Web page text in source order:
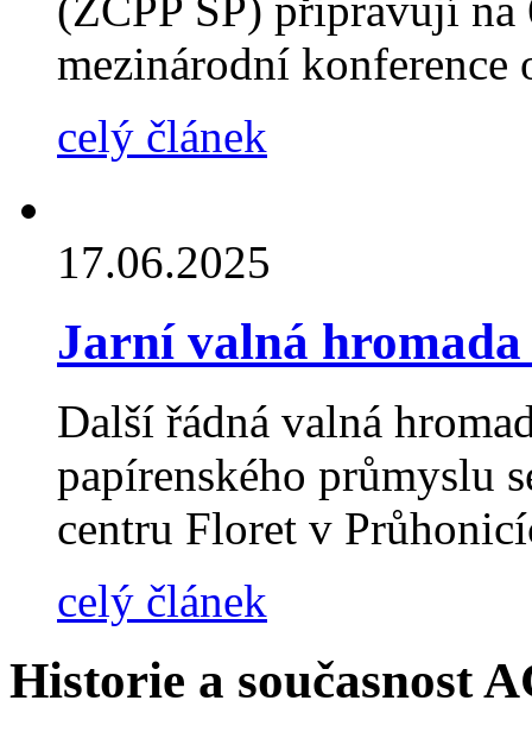
mezinárodní konference
celý článek
17.06.2025
Jarní valná
Další řádná valná
papírenského průmyslu
centru Floret v
celý článek
Historie a současnost